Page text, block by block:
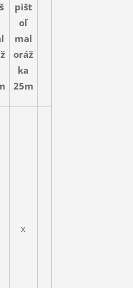
pišt
oľ
mal
oráž
ka
25m
x